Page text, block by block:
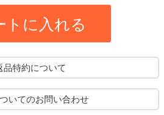
トに入れる
品特約について
いてのお問い合わせ